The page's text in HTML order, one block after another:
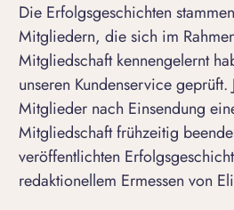
Die Erfolgsgeschichten
Mitgliedern, die sich im
Mitgliedschaft kennengelernt
unseren Kundenservice
Mitglieder nach Einsendung
Mitgliedschaft frühzeitig
veröffentlichten
redaktionellem Ermessen von